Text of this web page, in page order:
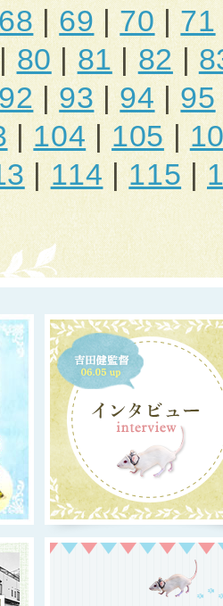
|69|70|71
|80|81|82|
92|93|94|95
|104|105|
|114|115|